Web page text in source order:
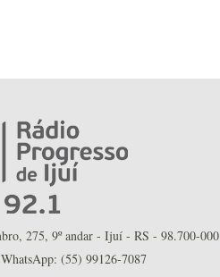
275, 9º andar - Ijuí - RS - 98.700-000
(55) 99126-7087